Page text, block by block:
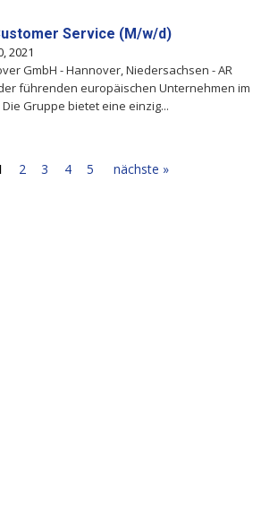
Service (M/w/d)
2021
GmbH - Hannover, Niedersachsen - AR
führenden europäischen Unternehmen im
Gruppe bietet eine einzig...
2 3 4 5 nächste »